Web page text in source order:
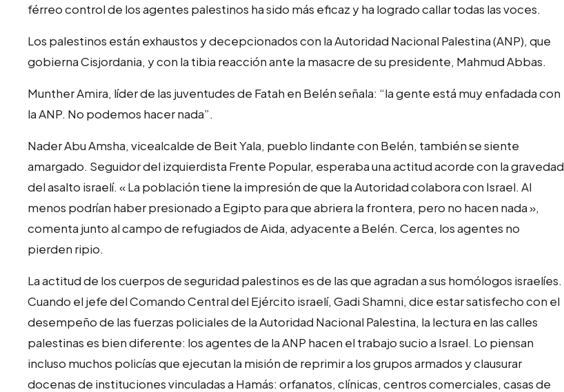
férreo control de los agentes palestinos ha sido más eficaz y ha logrado callar todas las voces.
Los palestinos están exhaustos y decepcionados con la Autoridad Nacional Palestina (ANP), que
gobierna Cisjordania, y con la tibia reacción ante la masacre de su presidente, Mahmud Abbas.
Munther Amira, líder de las juventudes de Fatah en Belén señala: “la gente está muy enfadada con
la ANP. No podemos hacer nada”.
Nader Abu Amsha, vicealcalde de Beit Yala, pueblo lindante con Belén, también se siente
amargado. Seguidor del izquierdista Frente Popular, esperaba una actitud acorde con la gravedad
del asalto israelí. « La población tiene la impresión de que la Autoridad colabora con Israel. Al
menos podrían haber presionado a Egipto para que abriera la frontera, pero no hacen nada »,
comenta junto al campo de refugiados de Aida, adyacente a Belén. Cerca, los agentes no
pierden ripio.
La actitud de los cuerpos de seguridad palestinos es de las que agradan a sus homólogos israelíes.
Cuando el jefe del Comando Central del Ejército israelí, Gadi Shamni, dice estar satisfecho con el
desempeño de las fuerzas policiales de la Autoridad Nacional Palestina, la lectura en las calles
palestinas es bien diferente: los agentes de la ANP hacen el trabajo sucio a Israel. Lo piensan
incluso muchos policías que ejecutan la misión de reprimir a los grupos armados y clausurar
docenas de instituciones vinculadas a Hamás: orfanatos, clínicas, centros comerciales, casas de